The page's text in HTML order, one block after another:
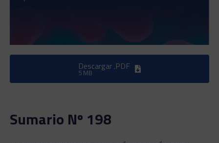
Descargar .PDF
5 MB
Sumario Nº 198